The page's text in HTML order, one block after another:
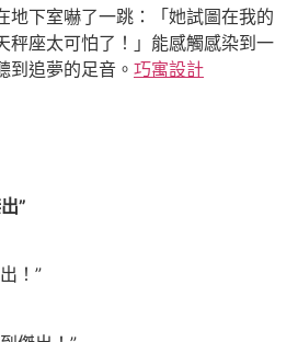
地下室嚇了一跳：「她試圖在我的
秤座太可怕了！」能感觸感染到一
到追夢的足音。 巧寓設計
”
！”